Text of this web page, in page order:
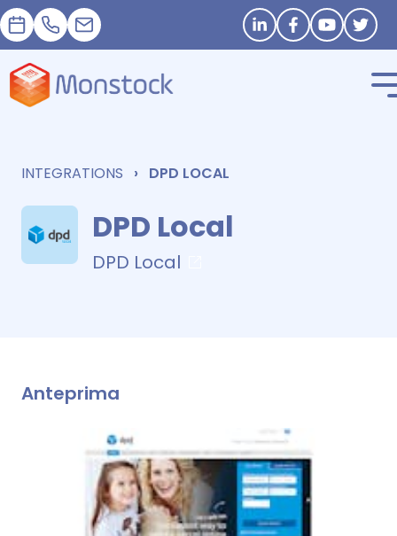
Appuntamento
+33 1 83 62 25 41
contact@monstock.net Stay in touch
INTEGRATIONS DPD LOCAL
DPD Local
DPD Local
Anteprima